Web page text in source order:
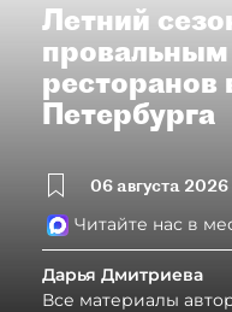
Летний
ресторанов
Петербурга
06 августа 2026
Читайте нас в
Дарья Дмитриева
Все материалы